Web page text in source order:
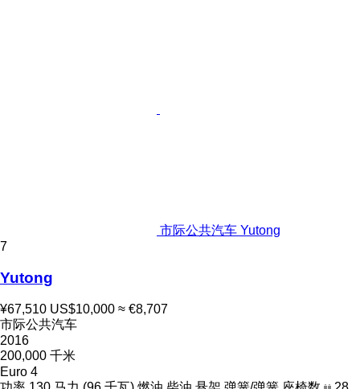
市际公共汽车 Yutong
7
Yutong
¥67,510 US$10,000 ≈ €8,707
市际公共汽车
2016
200,000 千米
Euro 4